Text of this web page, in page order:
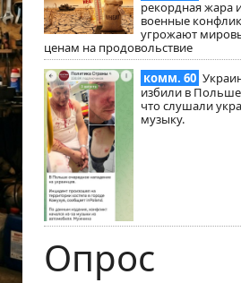
рекордная жара
военные
угрожают
ценам на продовольствие
комм. 60
избили в Польше
что слушали
музыку.
Опрос